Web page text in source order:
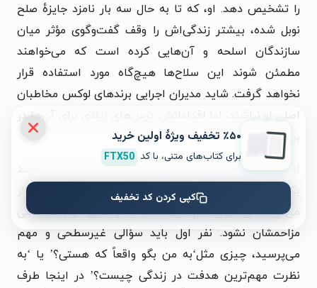
را تشخیص دهد. او، که تا به حال سه بار نامزد جایزهٔ صلح
نوبل شده، بیشتر زندگی‌اش را وقف گفت‌وگوی مؤثر میان
سازندگان اسلحه و آن‌هایی کرده است که می‌خواهند
مطمئن شوند این سلاح‌ها هیچ‌گاه مورد استفاده قرار
نخواهد گرفت. شاید مدیران اجرایی برندهای لوکس مخاطبان
اصلی او نباشند، اما اقداماتش درس‌های زیادی برای آن‌ها در
بر دارد.
او یکی از این اقدامات را این‌طور برای من توضیح داد: «فقط
یک تمرین بیست‌دقیقه‌ای بود. افراد باید دوبه‌دو با هم کار
می‌کردند، روبه‌روی هم می‌نشستند، در جایی آرام که کسی
مزاحمشان نشود. نفر اول باید سؤالی غیرسطحی و مهم
می‌پرسید، چیزی مثل‘به من بگو واقعاً که هستی؟’ یا ‘به
نظرت مهم‌ترین هدفت در زندگی چیست؟’ در اینجا طرف
٪۵۰ تخفیف ویژۀ اولین خرید
برای کتاب‌های متنی، با کد FTX50
کپی کردن کد تخفیف